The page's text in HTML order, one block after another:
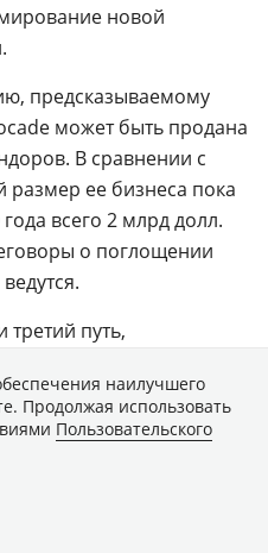
новой
предсказываемому
может быть продана
В сравнении с
ее бизнеса пока
всего 2 млрд долл.
о поглощении
третий путь,
"облачных"
симпатии и
сегодня заслужила
решениям от разных
доминирующие
наилучшего
Продолжая использовать
Пользовательского